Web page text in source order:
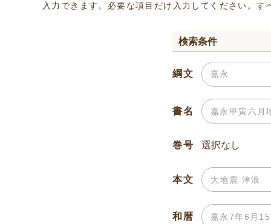
入力できます。必要な項目だけ入力してください。
検索条件
綱文
書名
巻号
本文
和暦